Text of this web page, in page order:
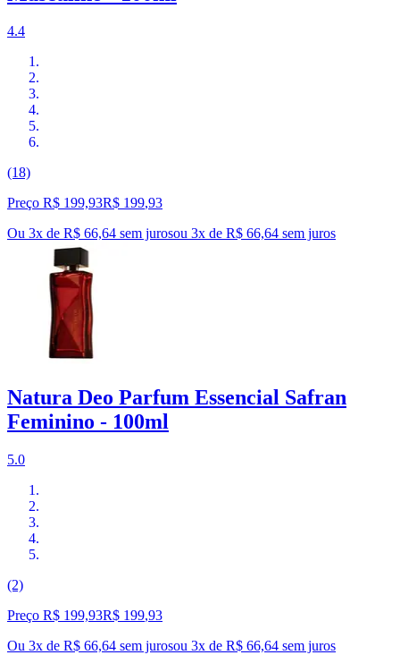
4.4
(18)
Preço R$ 199,93R$ 199,93
Ou 3x de R$ 66,64 sem jurosou 3x de R$ 66,64 sem juros
Natura Deo Parfum Essencial Safran
Feminino - 100ml
5.0
(2)
Preço R$ 199,93R$ 199,93
Ou 3x de R$ 66,64 sem jurosou 3x de R$ 66,64 sem juros